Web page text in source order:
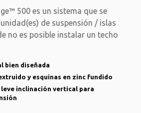
500 es un sistema que se
de suspensión / islas
no es posible instalar un techo
bien diseñada
y esquinas en zinc fundido
inclinación vertical para